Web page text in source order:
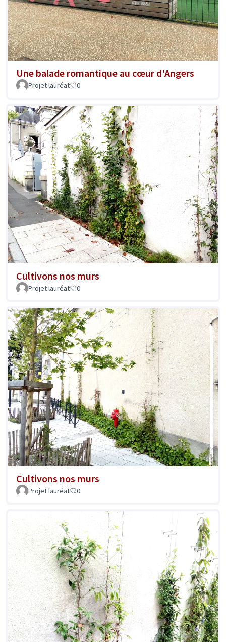
Une balade romantique au cœur d'Angers
Projet lauréat 0
Cultivons nos murs
Projet lauréat 0
Cultivons nos murs
Projet lauréat 0